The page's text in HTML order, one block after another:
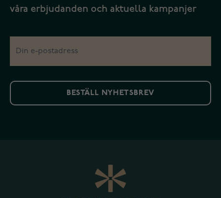
våra erbjudanden och aktuella kampanjer
BESTÄLL NYHETSBREV